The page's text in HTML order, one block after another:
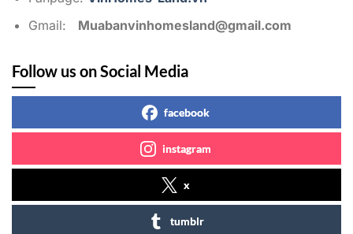
Gmail: Muabanvinhomesland@gmail.com
Follow us on Social Media
facebook
instagram
x
tumblr